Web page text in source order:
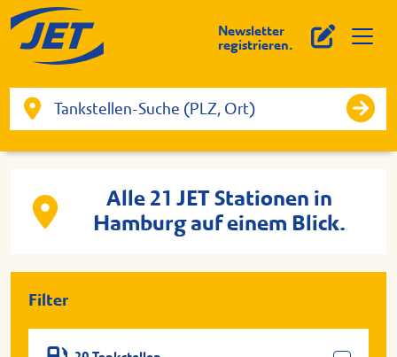
Newsletter
registrieren.
Alle 21 JET Stationen in
Hamburg auf einem Blick.
Filter